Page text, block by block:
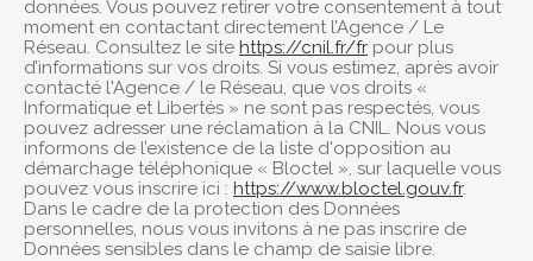
données. Vous pouvez retirer votre consentement à tout
moment en contactant directement l’Agence / Le
Réseau. Consultez le site https://cnil.fr/fr pour plus
d’informations sur vos droits. Si vous estimez, après avoir
contacté l'Agence / le Réseau, que vos droits «
Informatique et Libertés » ne sont pas respectés, vous
pouvez adresser une réclamation à la CNIL. Nous vous
informons de l’existence de la liste d'opposition au
démarchage téléphonique « Bloctel », sur laquelle vous
pouvez vous inscrire ici : https://www.bloctel.gouv.fr.
Dans le cadre de la protection des Données
personnelles, nous vous invitons à ne pas inscrire de
Données sensibles dans le champ de saisie libre.